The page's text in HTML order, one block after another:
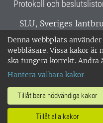
Denna webbplats
webbläsare. Vissa kakor
ska fungera korrekt. Andra
Hantera valbara kakor
Tillåt bara nödvändiga kakor
Tillåt alla kakor
Protokoll och
SLU, Sveriges
verksamhet över
Alnarp, Uppsala och
miljöcertifierat enligt
018-67 10 00 • Org
Om SLU:s
•Hantera kakor•
personuppgifter